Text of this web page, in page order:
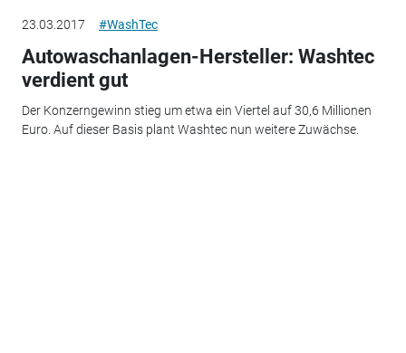
23.03.2017 #WashTec
Autowaschanlagen-Hersteller: Washtec
verdient gut
Der Konzerngewinn stieg um etwa ein Viertel auf 30,6 Millionen
Euro. Auf dieser Basis plant Washtec nun weitere Zuwächse.